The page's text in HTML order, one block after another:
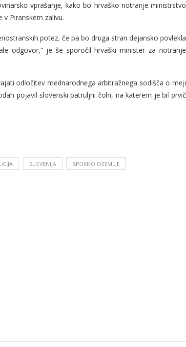
vprašanje, kako bo hrvaško notranje ministrstvo
v Piranskem zalivu.
potez, če pa bo druga stran dejansko povlekla
odgovor,” je še sporočil hrvaški minister za notranje
odločitev mednarodnega arbitražnega sodišča o meji
pojavil slovenski patruljni čoln, na katerem je bil prvič
SLOVENIJA SPORNO OZEMLJE